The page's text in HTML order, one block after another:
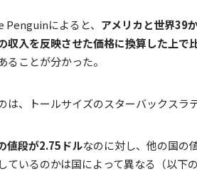
Penguinによると、 アメリカと世界39
収入を反映させた価格に換算した上で
ることが分かった。
は、トールサイズのスターバックスラテ
値段が2.75ドルなのに対し、他の国の
ているのかは国によって異なる（以下